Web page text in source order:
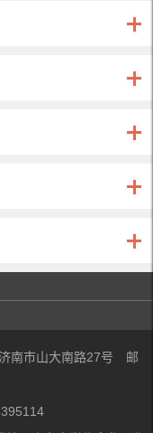
南市山大南路27号 邮